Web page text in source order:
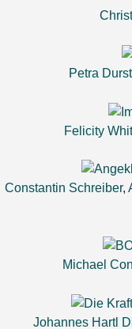
Petra
Felicity
Constantin Schreiber,
Michael
Johannes Hartl